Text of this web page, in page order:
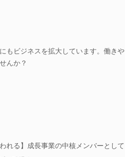
もビジネスを拡大しています。働きや
んか？
れる】成長事業の中核メンバーとして